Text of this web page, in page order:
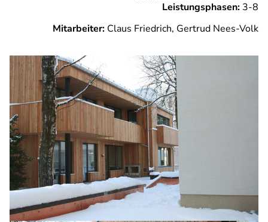
Leistungsphasen: 3-8
Mitarbeiter: Claus Friedrich, Gertrud Nees-Volk